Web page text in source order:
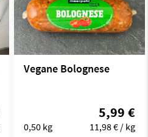
Vegane Bolognese
0,50 kg
5,99 €
11,98 €/ kg